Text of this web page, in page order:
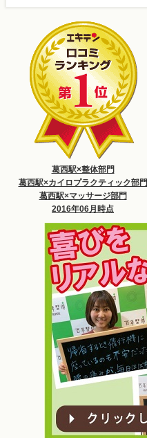
葛西駅×整体部門
葛西駅×カイロプラクティック部門
葛西駅×マッサージ部門
2016年06月時点